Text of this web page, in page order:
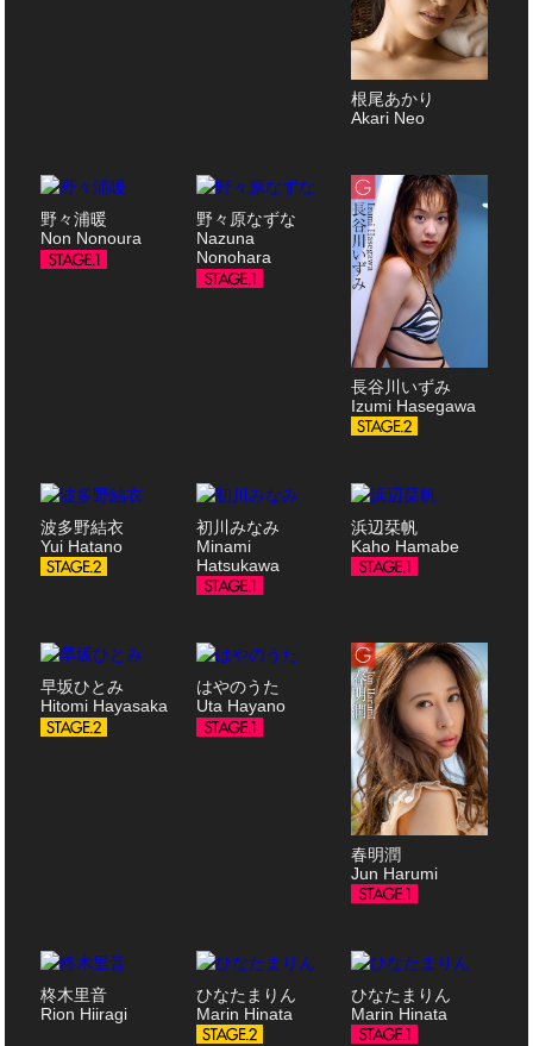
根尾あかり
Akari Neo
野々浦暖
Non Nonoura
野々原なずな
Nazuna
Nonohara
長谷川いずみ
Izumi Hasegawa
波多野結衣
Yui Hatano
初川みなみ
Minami
Hatsukawa
浜辺栞帆
Kaho Hamabe
早坂ひとみ
Hitomi Hayasaka
はやのうた
Uta Hayano
春明潤
Jun Harumi
柊木里音
Rion Hiiragi
ひなたまりん
Marin Hinata
ひなたまりん
Marin Hinata